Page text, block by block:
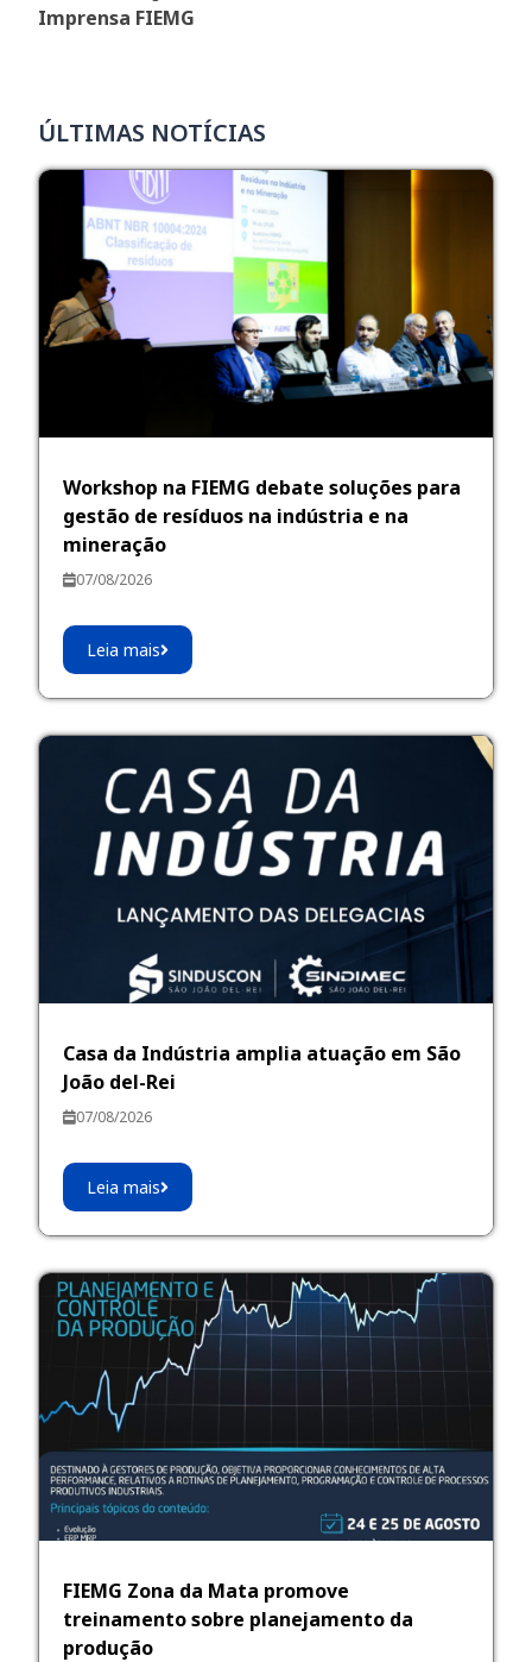
Imprensa FIEMG
ÚLTIMAS NOTÍCIAS
Workshop na FIEMG debate soluções para
gestão de resíduos na indústria e na
mineração
07/08/2026
Leia mais
Casa da Indústria amplia atuação em São
João del-Rei
07/08/2026
Leia mais
FIEMG Zona da Mata promove
treinamento sobre planejamento da
produção